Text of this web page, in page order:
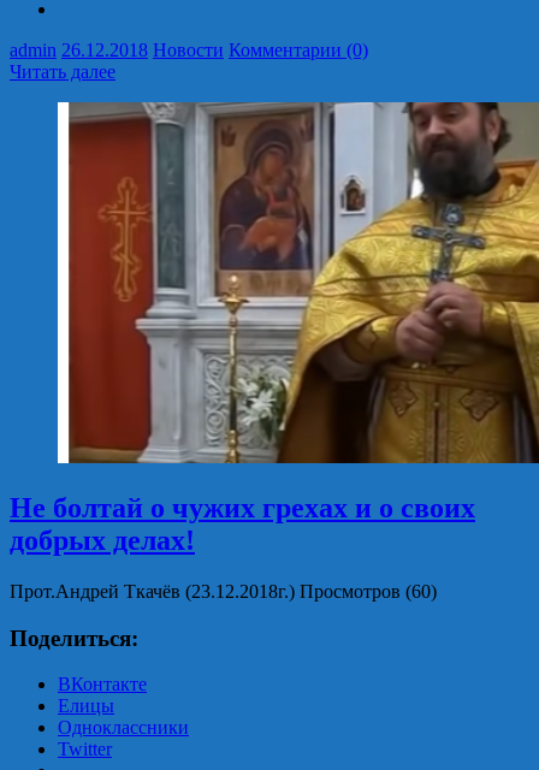
admin 26.12.2018 Новости Комментарии (0)
Читать далее
Не болтай о чужих грехах и о своих
добрых делах!
Прот.Андрей Ткачёв (23.12.2018г.) Просмотров (60)
Поделиться:
ВКонтакте
Елицы
Одноклассники
Twitter